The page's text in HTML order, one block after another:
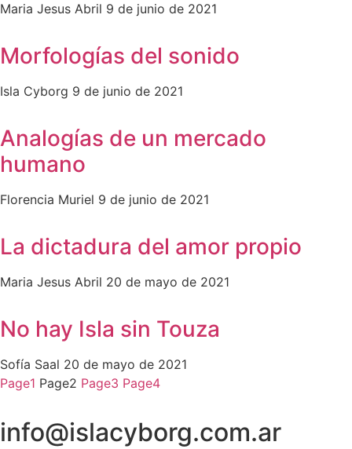
Maria Jesus Abril 9 de junio de 2021
Morfologías del sonido
Isla Cyborg 9 de junio de 2021
Analogías de un mercado
humano
Florencia Muriel 9 de junio de 2021
La dictadura del amor propio
Maria Jesus Abril 20 de mayo de 2021
No hay Isla sin Touza
Sofía Saal 20 de mayo de 2021
Page1 Page2 Page3 Page4
info@islacyborg.com.ar